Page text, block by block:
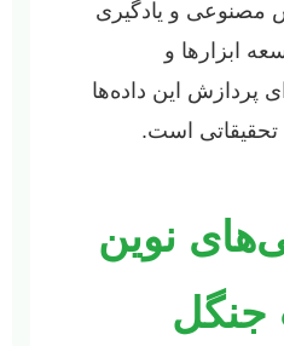
مصنوعی و یادگیری
ابزارها و
پردازش این داده‌ها
است.
نوین
جنگل